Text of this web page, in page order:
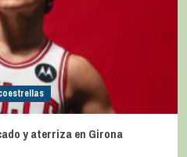
y aterriza en Girona